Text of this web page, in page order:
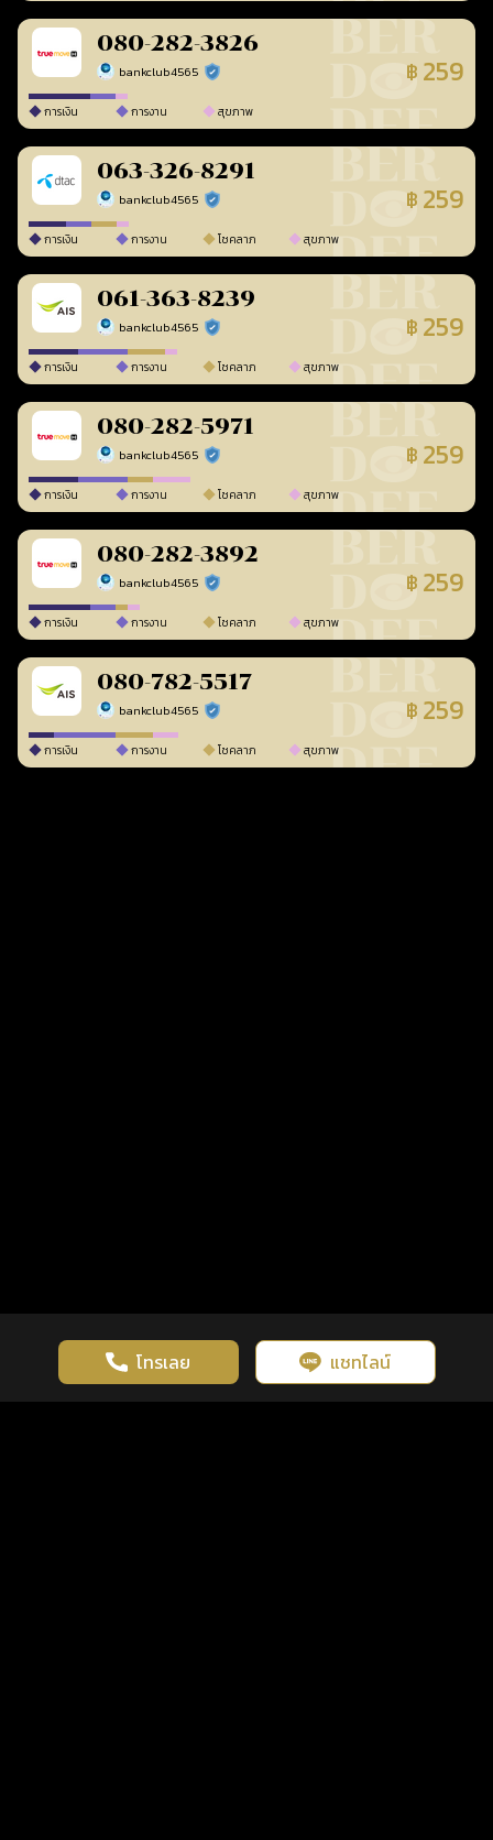
080-282-3826
bankclub4565 ร้านยืนยันแล้ว ฿ 259
การเงิน การงาน สุขภาพ
063-326-8291
bankclub4565 ร้านยืนยันแล้ว ฿ 259
การเงิน การงาน โชคลาภ สุขภาพ
061-363-8239
bankclub4565 ร้านยืนยันแล้ว ฿ 259
การเงิน การงาน โชคลาภ สุขภาพ
080-282-5971
bankclub4565 ร้านยืนยันแล้ว ฿ 259
การเงิน การงาน โชคลาภ สุขภาพ
080-282-3892
bankclub4565 ร้านยืนยันแล้ว ฿ 259
การเงิน การงาน โชคลาภ สุขภาพ
080-782-5517
bankclub4565 ร้านยืนยันแล้ว ฿ 259
การเงิน การงาน โชคลาภ สุขภาพ
โทรเลย แชทไลน์
เว็บไซต์นี้มีการใช้งานคุกกี้ เพื่อเพิ่มประสิทธิภาพและประสบการณ์ที่ดี
ในการใช้งานเว็บไซต์ นโยบายความเป็นส่วนตัว
รู้ก่อน พร้อมกว่า ทุกจังหวะชีวิต คลิกดูดวงฟรี